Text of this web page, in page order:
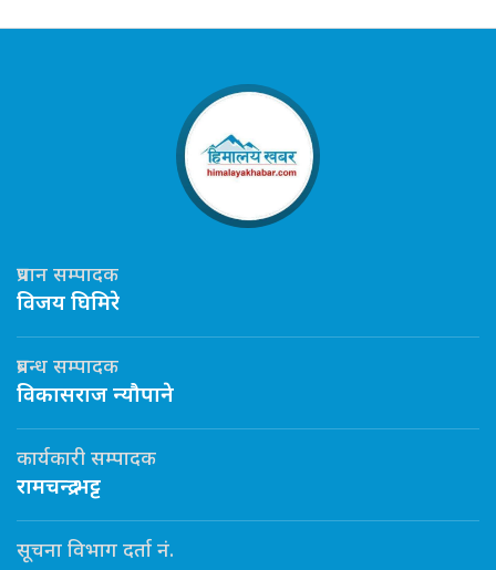
प्रधान सम्पादक
विजय घिमिरे
प्रबन्ध सम्पादक
विकासराज न्यौपाने
कार्यकारी सम्पादक
रामचन्द्र भट्ट
सूचना विभाग दर्ता नं.